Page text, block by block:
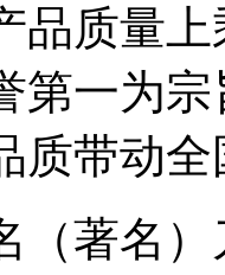
品质量
第一为
质带动
（著名